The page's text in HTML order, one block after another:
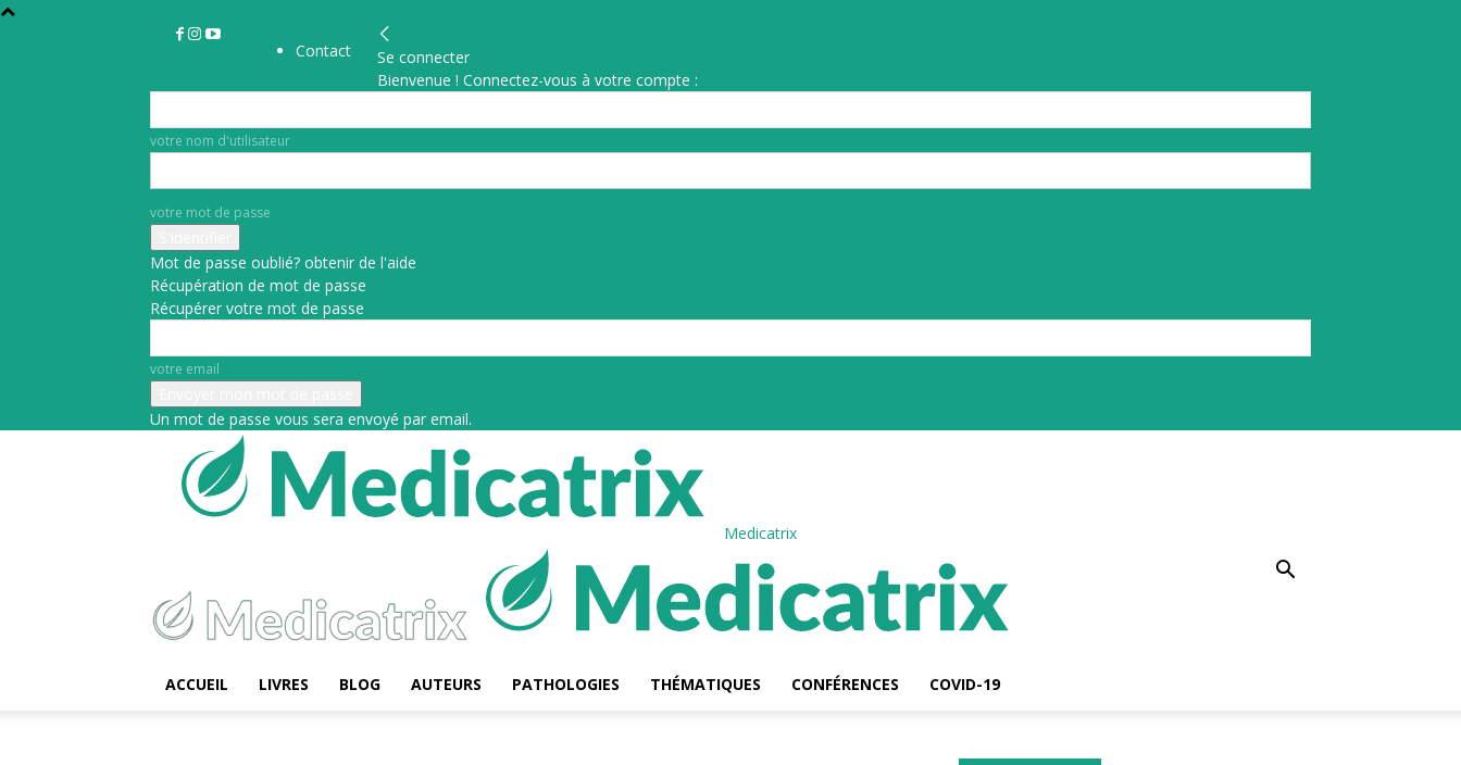
Contact
Se connecter
Bienvenue ! Connectez-vous à votre compte :
votre nom d'utilisateur
votre mot de passe
Mot de passe oublié? obtenir de l'aide
Récupération de mot de passe
Récupérer votre mot de passe
votre email
Un mot de passe vous sera envoyé par email.
Medicatrix
ACCUEIL LIVRES BLOG AUTEURS PATHOLOGIES THÉMATIQUES CONFÉRENCES COVID-19